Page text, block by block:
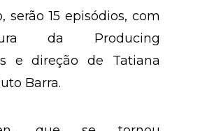
serão 15 episódios, com
da Producing
e direção de Tatiana
Barra.